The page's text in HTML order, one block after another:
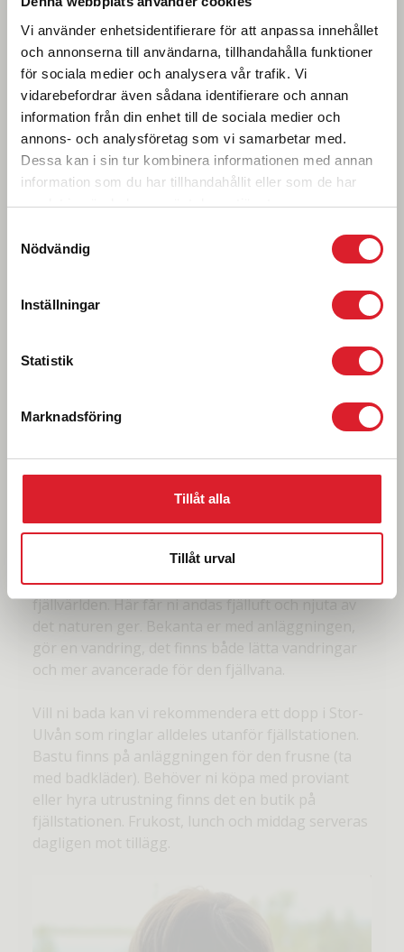
Vi använder enhetsidentifierare för att anpassa innehållet
och annonserna till användarna, tillhandahålla funktioner
för sociala medier och analysera vår trafik. Vi
vidarebefordrar även sådana identifierare och annan
information från din enhet till de sociala medier och
annons- och analysföretag som vi samarbetar med.
Dessa kan i sin tur kombinera informationen med annan
information som du har tillhandahållit eller som de har
samlat in när du har använt deras tjänster.
Nödvändig
Inställningar
Statistik
Marknadsföring
Tillåt alla
Tillåt urval
Östersund-Storulvån
Östersund C till Duved, på resan passerar ni Åre
och får se en skymt av Åreskutan innan ni
ankomst och ni reser sedan vidare med buss till
Storulvån och vägs ände. Här bor ni på STFs
fjällstation Storulvån, som ligger mitt ute i
fjällvärlden. Här får ni andas fjälluft och njuta av
det naturen ger. Bekanta er med anläggningen,
gör en vandring, det finns både lätta vandringar
och mer avancerade för den fjällvana.
Vill ni bada kan vi rekommendera ett dopp i Stor-
Ulvån som ringlar alldeles utanför fjällstationen.
Bastu finns på anläggningen för den frusne (ta
med badkläder). Behöver ni köpa med proviant
eller hyra utrustning finns det en butik på
fjällstationen. Frukost, lunch och middag serveras
dagligen mot tillägg.